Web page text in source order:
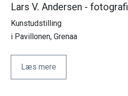
Lars V. Andersen - fotografi
Kunstudstilling
i Pavillonen, Grenaa
Læs mere